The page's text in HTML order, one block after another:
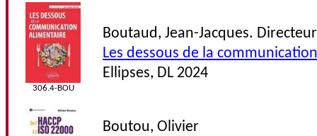
306.4-BOU
Boutaud, Jean-Jacques.
Les dessous de la
Ellipses, DL 2024
Boutou, Olivier